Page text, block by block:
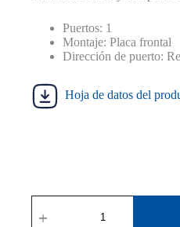
S/ 14.00.
S/ 12.50.
Puertos: 1
Montaje: Placa frontal
Dirección de puerto:
Hoja de datos del
Plate